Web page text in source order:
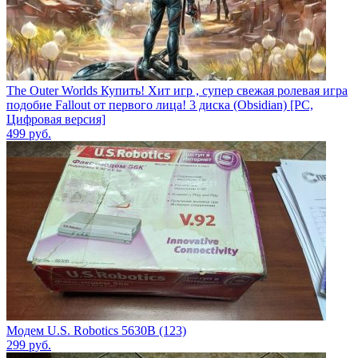
The Outer Worlds Купить! Хит игр , супер свежая ролевая игра
подобие Fallout от первого лица! 3 диска (Obsidian) [PC,
Цифровая версия]
499 руб.
Модем U.S. Robotics 5630B (123)
299 руб.